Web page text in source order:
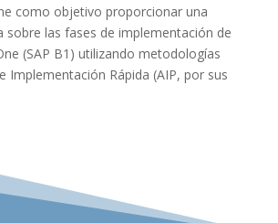
como objetivo proporcionar una
sobre las fases de implementación de
(SAP B1) utilizando metodologías
Implementación Rápida (AIP, por sus